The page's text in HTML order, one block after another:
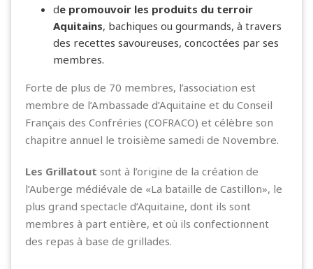
de promouvoir les produits du terroir
Aquitains, bachiques ou gourmands, à travers
des recettes savoureuses, concoctées par ses
membres.
Forte de plus de 70 membres, l’association est
membre de l’Ambassade d’Aquitaine et du Conseil
Français des Confréries (COFRACO) et célèbre son
chapitre annuel le troisième samedi de Novembre.
Les Grillatout sont à l’origine de la création de
l’Auberge médiévale de «La bataille de Castillon», le
plus grand spectacle d’Aquitaine, dont ils sont
membres à part entière, et où ils confectionnent
des repas à base de grillades.